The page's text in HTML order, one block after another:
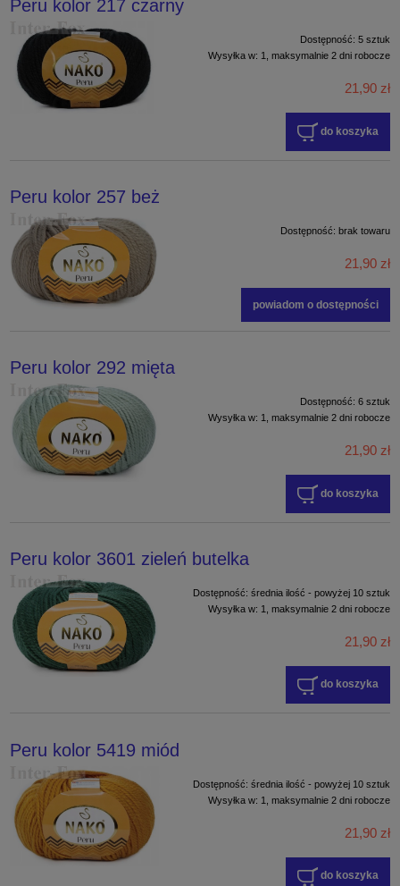
Peru kolor 217 czarny
Dostępność: 5 sztuk
Wysyłka w: 1, maksymalnie 2 dni robocze
21,90 zł
do koszyka
Peru kolor 257 beż
Dostępność: brak towaru
21,90 zł
powiadom o dostępności
Peru kolor 292 mięta
Dostępność: 6 sztuk
Wysyłka w: 1, maksymalnie 2 dni robocze
21,90 zł
do koszyka
Peru kolor 3601 zieleń butelka
Dostępność: średnia ilość - powyżej 10 sztuk
Wysyłka w: 1, maksymalnie 2 dni robocze
21,90 zł
do koszyka
Peru kolor 5419 miód
Dostępność: średnia ilość - powyżej 10 sztuk
Wysyłka w: 1, maksymalnie 2 dni robocze
21,90 zł
do koszyka